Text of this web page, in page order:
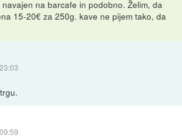
na barcafe in podobno. Želim, da
15-20€ za 250g. kave ne pijem tako, da